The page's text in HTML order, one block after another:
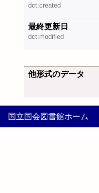
dct:created
最終更新日
dct:modified
他形式のデータ
国立国会図書館ホーム